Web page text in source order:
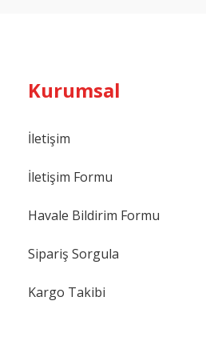
Kurumsal
İletişim
İletişim Formu
Havale Bildirim Formu
Sipariş Sorgula
Kargo Takibi